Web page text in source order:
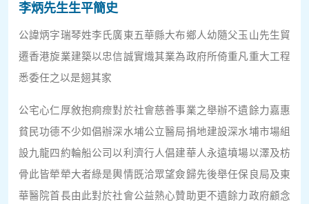
李炳先生生平簡史
公諱炳字瑞琴姓李氏廣東五華縣大布鄉人幼隨父玉山先生貿
遷香港旋業建築以忠信誠實熾其業為政府所倚重凡重大工程
悉委任之以是翅其家
公宅心仁厚敘抱痌瘝對於社會慈善事業之舉辦不遺餘力嘉惠
貧民功德不少如倡辦深水埔公立醫局捐地建設深水埔市場組
設九龍四約輪船公司以利濟行人倡建華人永遠墳場以澤及枋
骨此皆犖犖大者綠是輿情既洽眾望僉歸先後舉任保良局及東
華醫院首長由此對於社會公益熱心贊助更不遺餘力政府顧念